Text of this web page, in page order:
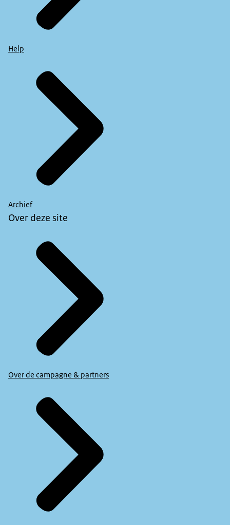
Help
Archief
Over deze site
Over de campagne & partners